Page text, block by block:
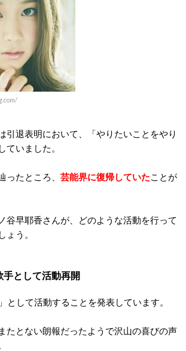
引退表明において、「やりたいことをやり
ていました。
ったところ、 芸能界に復帰していたことが
谷早耶香さんが、どのような活動を行って
ょう。
手として活動再開
」として活動することを発表しています。
たとない朗報だったようで沢山の喜びの声